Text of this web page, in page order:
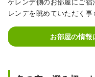
レンデを眺めていただく事
お部屋の情